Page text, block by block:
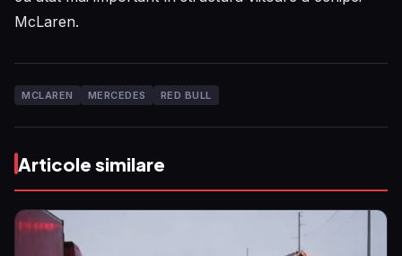
McLaren.
MCLAREN MERCEDES RED BULL
Articole similare